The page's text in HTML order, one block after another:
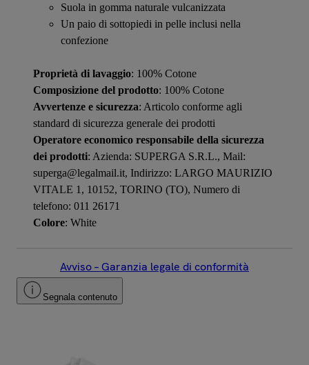
Suola in gomma naturale vulcanizzata
Un paio di sottopiedi in pelle inclusi nella
confezione
Proprietà di lavaggio: 100% Cotone
Composizione del prodotto: 100% Cotone
Avvertenze e sicurezza: Articolo conforme agli
standard di sicurezza generale dei prodotti
Operatore economico responsabile della sicurezza
dei prodotti: Azienda: SUPERGA S.R.L., Mail:
superga@legalmail.it, Indirizzo: LARGO MAURIZIO
VITALE 1, 10152, TORINO (TO), Numero di
telefono: 011 26171
Colore: White
Avviso – Garanzia legale di conformità
Segnala contenuto